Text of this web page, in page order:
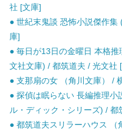
社 [文庫]
● 世紀末鬼談 恐怖小説傑作
庫]
● 毎日が13日の金曜日 本格
文社文庫) / 都筑道夫 / 光文社
● 支那扇の女 （角川文庫） /
● 探偵は眠らない 長編推理
ル・ディック・シリーズ) / 都
● 都筑道夫スリラーハウス